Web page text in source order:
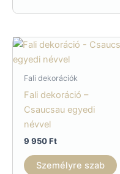
Fali dekorációk
Fali dekoráció –
Csaucsau egyedi
névvel
9 950Ft
Személyre szab